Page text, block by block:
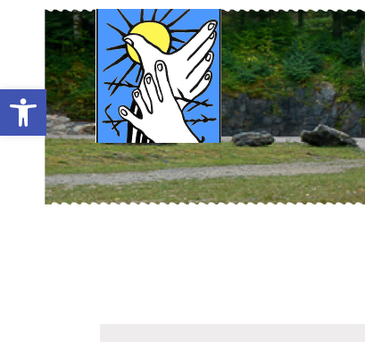
Ouvrir la barre d’outils